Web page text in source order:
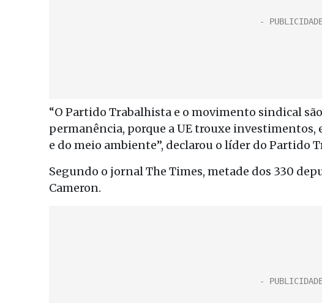
“O Partido Trabalhista e o movimento sindical
permanência, porque a UE trouxe investimentos,
e do meio ambiente”, declarou o líder do Partido
Segundo o jornal The Times, metade dos 330
Cameron.